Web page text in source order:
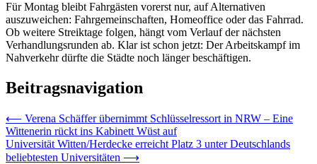
Für Montag bleibt Fahrgästen vorerst nur, auf Alternativen
auszuweichen: Fahrgemeinschaften, Homeoffice oder das Fahrrad.
Ob weitere Streiktage folgen, hängt vom Verlauf der nächsten
Verhandlungsrunden ab. Klar ist schon jetzt: Der Arbeitskampf im
Nahverkehr dürfte die Städte noch länger beschäftigen.
Beitragsnavigation
⟵ Verena Schäffer übernimmt Schlüsselressort in NRW – Eine
Wittenerin rückt ins Kabinett Wüst auf
Universität Witten/Herdecke erreicht Platz 3 unter Deutschlands
beliebtesten Universitäten ⟶